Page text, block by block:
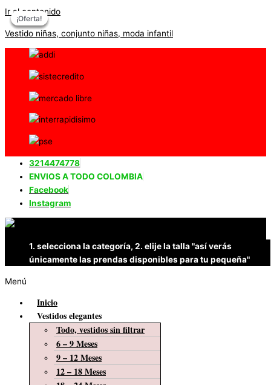
Ir al contenido
Vestido niñas, conjunto niñas, moda infantil
3214474778
ENVIOS A TODO COLOMBIA
Facebook
Instagram
1. selecciona la categoría, 2. elije la talla "así verás
únicamente las prendas disponibles para tu pequeña"
Menú
Inicio
Vestidos elegantes
Todo, vestidos sin filtrar
6 – 9 Meses
9 – 12 Meses
12 – 18 Meses
¡Oferta!
¡Oferta!
¡Oferta!
¡Oferta!